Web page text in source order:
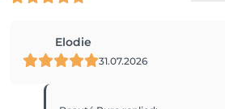
Elodie
31.07.2026